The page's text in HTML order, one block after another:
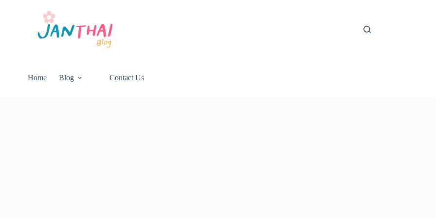
Home Blog Contact Us